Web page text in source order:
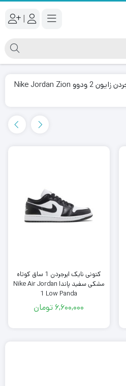
|
کتونی نایک جردن زایون 2 ودوو Nike Jordan Zion
کتونی نایک ایرجردن 1 ساق کوتاه
مشکی سفید پاندا Nike Air Jordan
1 Low Panda
6,600,000 تومان